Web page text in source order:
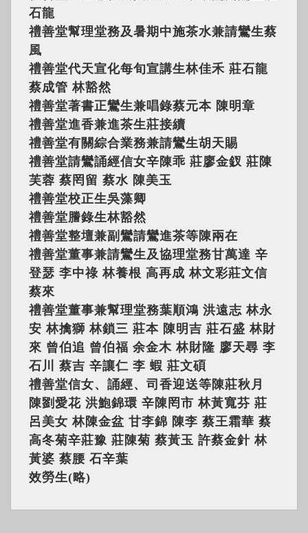
石龍
禮善堂幫理堂務及暑期中施茶水兼請鸞生蔡
風
禮善堂代天宣化每旬宣講生林佳禾 莊石龍
蔡成管 林豁然
禮善堂著書正鸞生兼唱錄蔡元本 陳明章
禮善堂進香兼進茶生莊接續
禮善堂有關綜合業務兼請鸞生胡天賜
禮善堂請鸞誦經信女辛陳乖 莊廖金釵 莊陳
芙蓉 蔡罔留 蔡水 陳美玉
禮善堂校正生吳藻卿
禮善堂謄錄生林豁然
禮善堂整壇兼副鸞請鸞進茶等陳兩在
禮善堂董事兼請鸞生及協理堂務甘萬達 辛
登瑟 李中祿 林養根 高再成 林文彩莊文信
蔡來
禮善堂董事兼幫理堂務葉順鴻 洪遠志 林永
安 林擒獅 林鎖三 莊本 陳明吉 莊石盛 林財
來 曾伯追 曾伯福 余金木 林財隆 廖天尋 李
石川 蔡吉 辛讓仁 李 蝦 莊文碩
禮善堂信女、誦經、司香迎送等陳莊秋月
陳劉愛花 洪鮑錦環 辛陳罔市 林黃寬芬 莊
呂美女 林陳金盆 甘李錦 陳李 蔡王霜華 蔡
高冬菊辛莊豫 莊陳菊 蔡黃玉 許蔡金針 林
黃婆 蔡腰 石辛葉
效勞生(略)